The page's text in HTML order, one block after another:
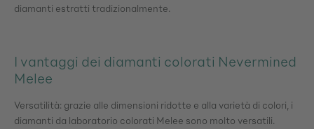
diamanti estratti tradizionalmente.
I vantaggi dei diamanti colorati Nevermined
Melee
Versatilità: grazie alle dimensioni ridotte e alla varietà di colori, i
diamanti da laboratorio colorati Melee sono molto versatili.